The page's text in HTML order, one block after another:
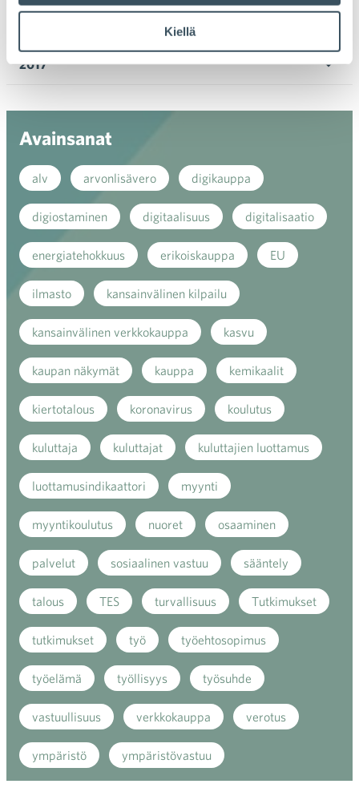
Kiellä
2017
Avainsanat
alv arvonlisävero digikauppa
digiostaminen digitaalisuus digitalisaatio
energiatehokkuus erikoiskauppa EU
ilmasto kansainvälinen kilpailu
kansainvälinen verkkokauppa kasvu
kaupan näkymät kauppa kemikaalit
kiertotalous koronavirus koulutus
kuluttaja kuluttajat kuluttajien luottamus
luottamusindikaattori myynti
myyntikoulutus nuoret osaaminen
palvelut sosiaalinen vastuu sääntely
talous TES turvallisuus Tutkimukset
tutkimukset työ työehtosopimus
työelämä työllisyys työsuhde
vastuullisuus verkkokauppa verotus
ympäristö ympäristövastuu